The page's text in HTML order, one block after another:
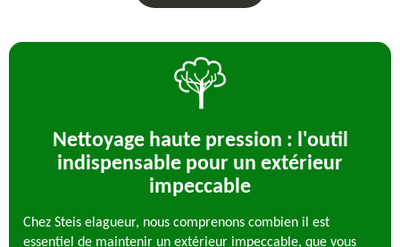
Nettoyage haute pression : l'outil
indispensable pour un extérieur
impeccable
Chez Steis elagueur, nous comprenons combien il est
essentiel de maintenir un extérieur impeccable, que vous